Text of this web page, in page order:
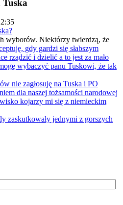
Tuska
wyborów. Niektórzy twierdzą, że
gdy gardzi się słabszym
rządzić i dzielić a to jest za mało
wybaczyć panu Tuskowi, że tak
nie zagłosuję na Tuska i PO
dla naszej tożsamości narodowej
kojarzy mi się z niemieckim
zaskutkowały jednymi z gorszych